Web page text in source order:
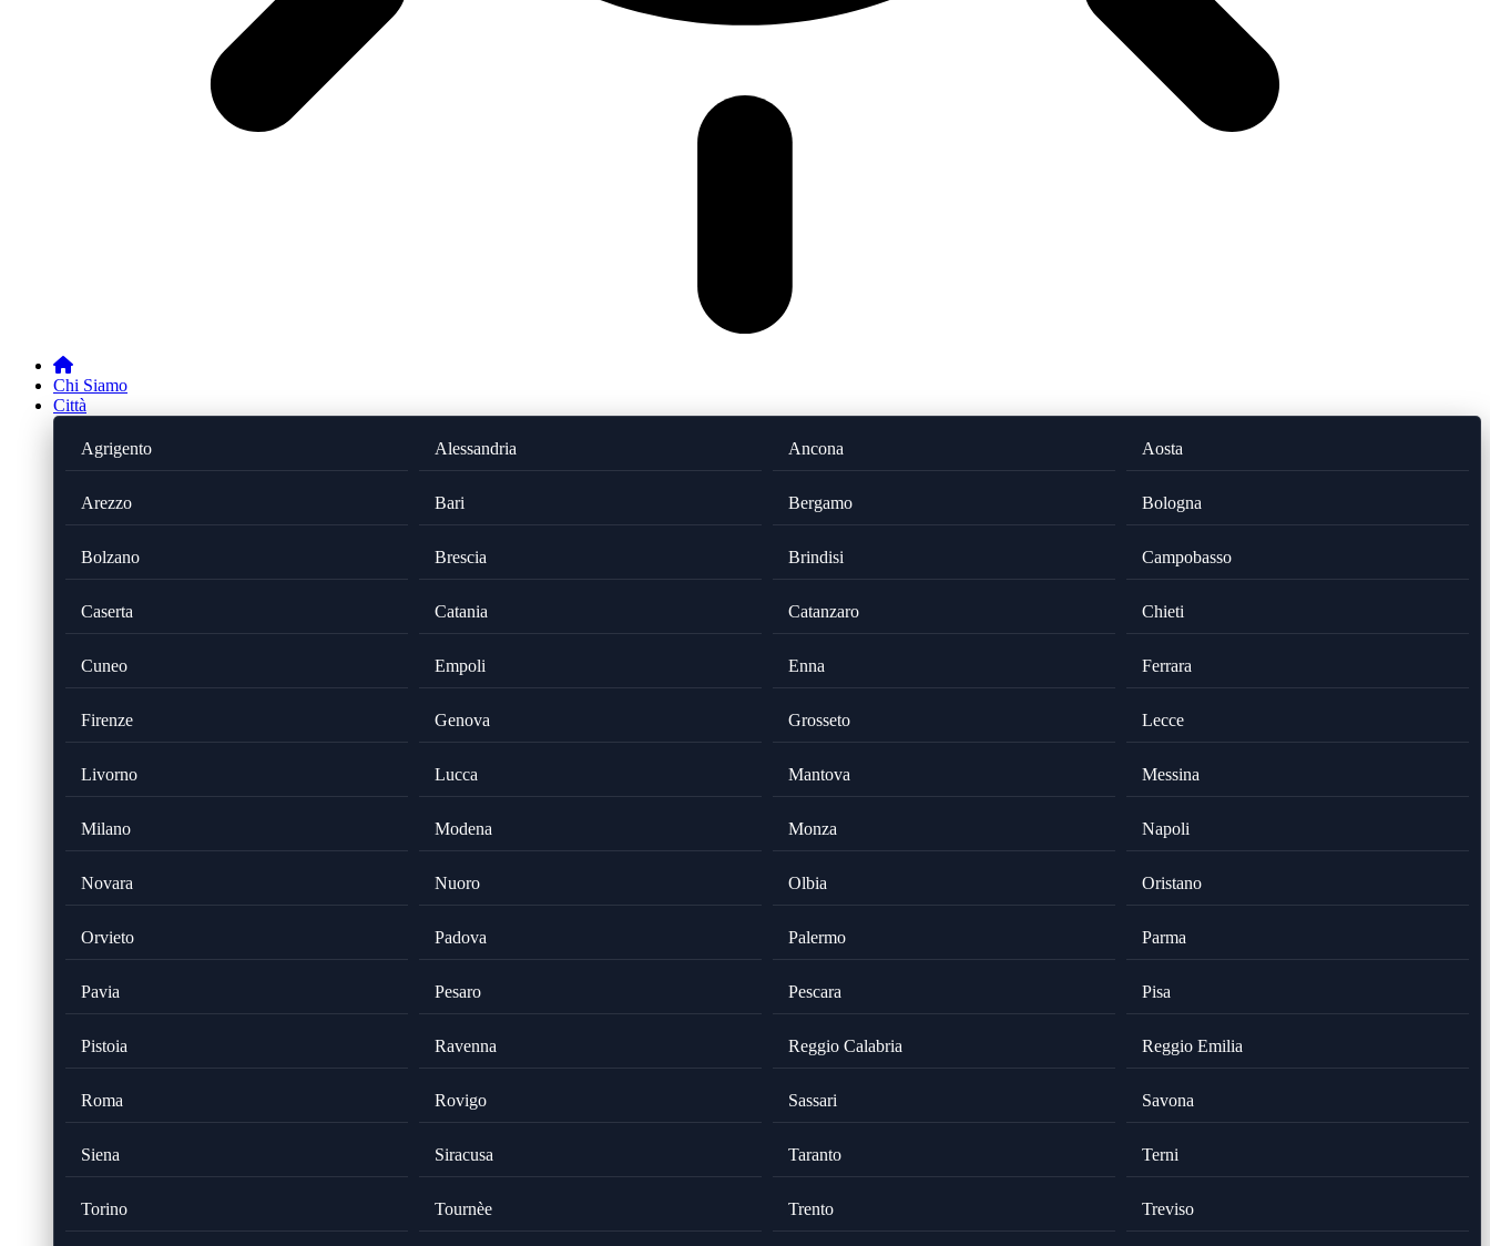
Chi Siamo
Città
Agrigento Alessandria Ancona Aosta
Arezzo Bari Bergamo Bologna
Bolzano Brescia Brindisi Campobasso
Caserta Catania Catanzaro Chieti
Cuneo Empoli Enna Ferrara
Firenze Genova Grosseto Lecce
Livorno Lucca Mantova Messina
Milano Modena Monza Napoli
Novara Nuoro Olbia Oristano
Orvieto Padova Palermo Parma
Pavia Pesaro Pescara Pisa
Pistoia Ravenna Reggio Calabria Reggio Emilia
Roma Rovigo Sassari Savona
Siena Siracusa Taranto Terni
Torino Tournèe Trento Treviso